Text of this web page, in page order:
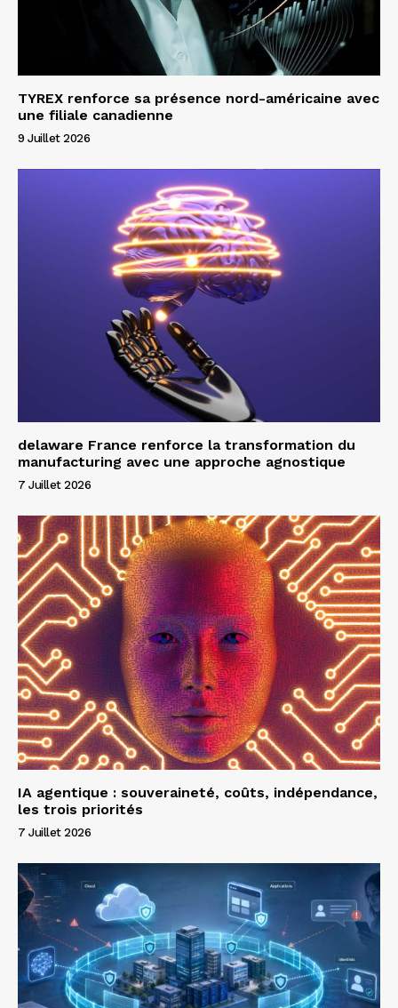
TYREX renforce sa présence nord-américaine avec
une filiale canadienne
9 Juillet 2026
delaware France renforce la transformation du
manufacturing avec une approche agnostique
7 Juillet 2026
IA agentique : souveraineté, coûts, indépendance,
les trois priorités
7 Juillet 2026